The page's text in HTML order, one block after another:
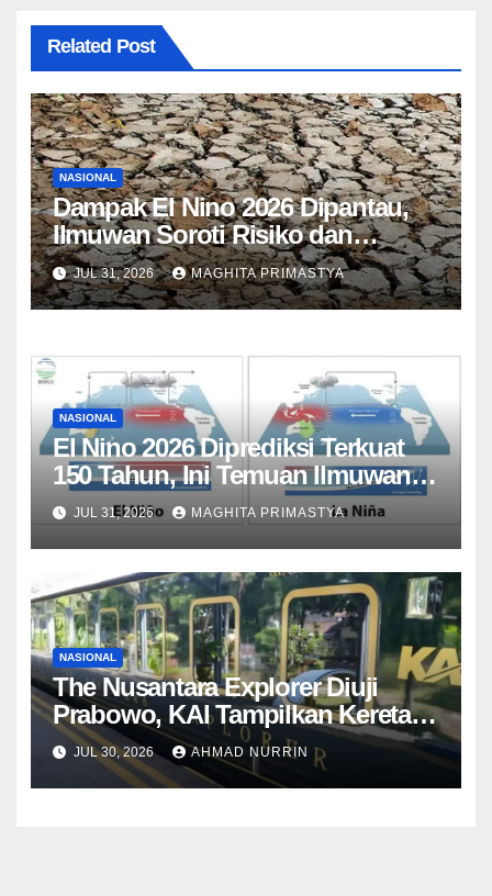
Related Post
NASIONAL
Dampak El Nino 2026 Dipantau,
Ilmuwan Soroti Risiko dan
Mitigasi
JUL 31, 2026 MAGHITA PRIMASTYA
NASIONAL
El Nino 2026 Diprediksi Terkuat
150 Tahun, Ini Temuan Ilmuwan
Iklim
JUL 31, 2026 MAGHITA PRIMASTYA
NASIONAL
The Nusantara Explorer Diuji
Prabowo, KAI Tampilkan Kereta
Sleeper Premium
JUL 30, 2026 AHMAD NURRIN